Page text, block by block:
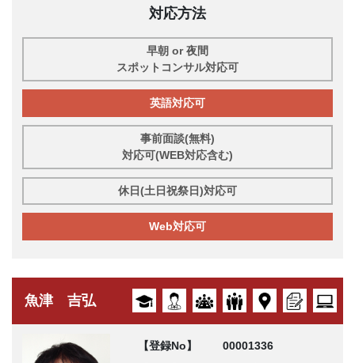
対応方法
早朝 or 夜間
スポットコンサル対応可
英語対応可
事前面談(無料)
対応可(WEB対応含む)
休日(土日祝祭日)対応可
Web対応可
魚津 吉弘
【登録No】
00001336